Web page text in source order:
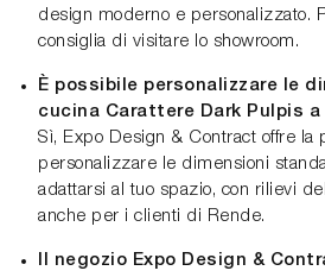
design moderno e personalizzato.
consiglia di visitare lo showroom.
È possibile personalizzare le
cucina Carattere Dark Pulpis a
Sì, Expo Design & Contract offre la
personalizzare le dimensioni
adattarsi al tuo spazio, con rilievi
anche per i clienti di Rende.
Il negozio Expo Design &